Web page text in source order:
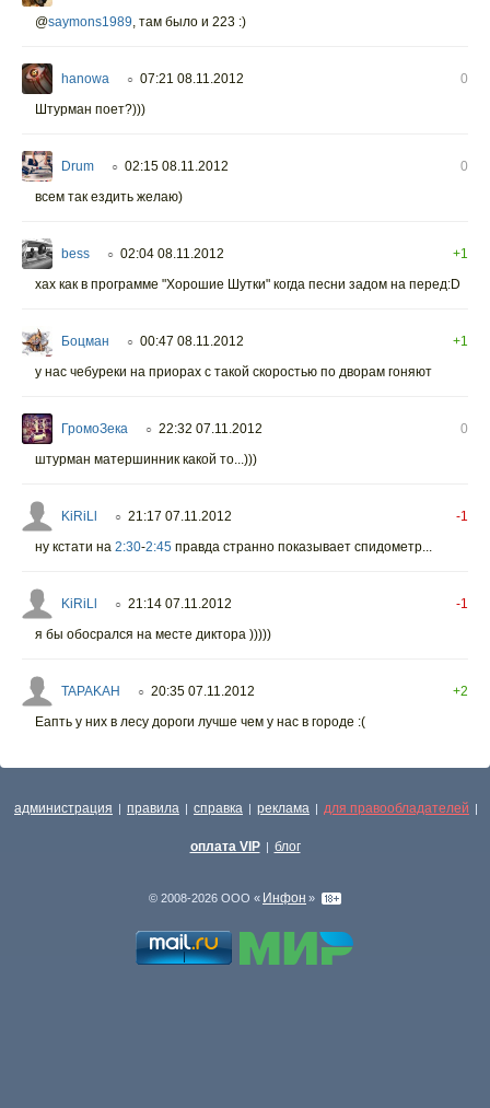
@saymons1989 там было и 223 :)
hanowa ○ 07:21 08.11.2012
0
Штурман поет?)))
Drum ○ 02:15 08.11.2012
0
всем так ездить желаю)
bess ○ 02:04 08.11.2012
+1
хах как в программе "Хорошие Шутки" когда песни задом на перед:D
Боцман ○ 00:47 08.11.2012
+1
у нас чебуреки на приорах с такой скоростью по дворам гоняют
ГромоЗека ○ 22:32 07.11.2012
0
штурман матершинник какой то...)))
KiRiLl ○ 21:17 07.11.2012
-1
ну кстати на 2:30-2:45 правда странно показывает спидометр...
KiRiLl ○ 21:14 07.11.2012
-1
я бы обосрался на месте диктора )))))
TAPAKAH ○ 20:35 07.11.2012
+2
Еапть у них в лесу дороги лучше чем у нас в городе :(
администрация | правила | справка | реклама | для правообладателей |
оплата VIP | блог
© 2008-2026 ООО « Инфон »